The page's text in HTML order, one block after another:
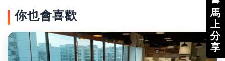
馬
上
分
享
你也會喜歡